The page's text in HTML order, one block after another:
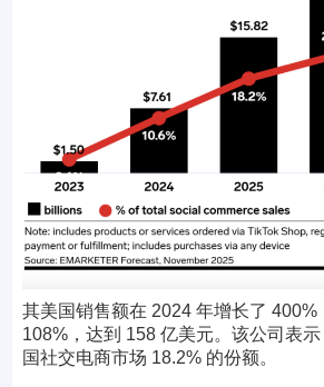
其美国销售额在 2024 年增长了 400%
108%，达到 158 亿美元。该公司表
国社交电商市场 18.2% 的份额。